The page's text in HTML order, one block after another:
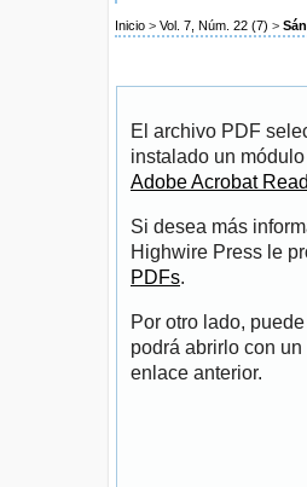
Inicio > Vol. 7, Núm. 22 (7) >
El archivo PDF
instalado un
Adobe Acrobat
Si desea más
Highwire Press le
PDFs.
Por otro lado,
podrá abrirlo con
enlace anterior.